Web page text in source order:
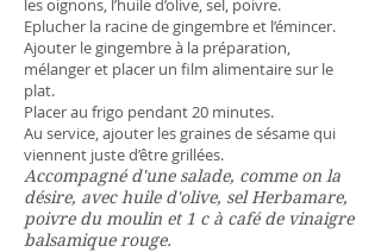
les oignons, l’huile d’olive, sel, poivre.
Eplucher la racine de gingembre et l’émincer.
Ajouter le gingembre à la préparation,
mélanger et placer un film alimentaire sur le
plat.
Placer au frigo pendant 20 minutes.
Au service, ajouter les graines de sésame qui
viennent juste d’être grillées.
Accompagné d'une salade, comme on la
désire, avec huile d'olive, sel Herbamare,
poivre du moulin et 1 c à café de vinaigre
balsamique rouge.